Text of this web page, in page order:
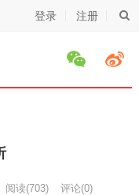
登录 注册
阅读(703) 评论(0)